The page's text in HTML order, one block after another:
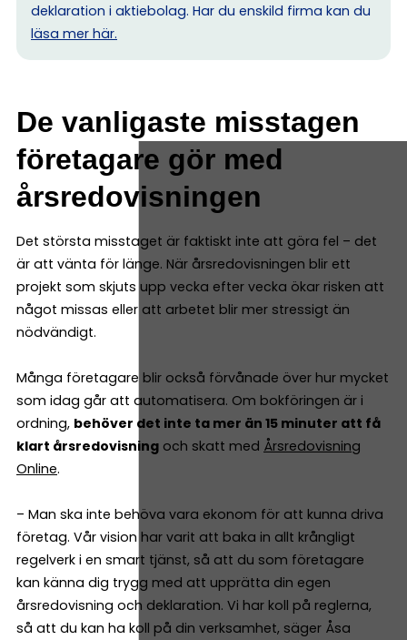
deklaration i aktiebolag. Har du enskild firma kan du
läsa mer här.
De vanligaste misstagen
företagare gör med
årsredovisningen
Det största misstaget är faktiskt inte att göra fel – det
är att vänta för länge. När årsredovisningen blir ett
projekt som skjuts upp vecka efter vecka ökar risken att
något missas eller att arbetet blir mer stressigt än
nödvändigt.
Många företagare blir också förvånade över hur mycket
som idag går att automatisera. Om bokföringen är i
ordning, behöver det inte ta mer än 15 minuter att få
klart årsredovisning och skatt med Årsredovisning
Online.
– Man ska inte behöva vara ekonom för att kunna driva
företag. Vår vision har varit att baka in allt krångligt
regelverk i en smart tjänst, så att du som företagare
kan känna dig trygg med att upprätta din egen
årsredovisning och deklaration. Vi har koll på reglerna,
så att du kan ha koll på din verksamhet, säger Åsa